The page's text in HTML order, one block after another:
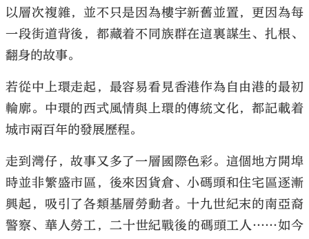
大公文匯
以層次複雜，並不只是因為樓宇新舊並置，更因為每
一段街道背後，都藏着不同族群在這裏謀生、扎根、
翻身的故事。
若從中上環走起，最容易看見香港作為自由港的最初
輪廓。中環的西式風情與上環的傳統文化，都記載着
城市兩百年的發展歷程。
走到灣仔，故事又多了一層國際色彩。這個地方開埠
時並非繁盛市區，後來因貨倉、小碼頭和住宅區逐漸
興起，吸引了各類基層勞動者。十九世紀末的南亞裔
警察、華人勞工，二十世紀戰後的碼頭工人……如今